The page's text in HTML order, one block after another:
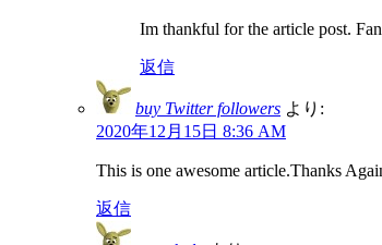
Im thankful for the article post.
返信
buy Twitter followers より:
2020年12月15日 8:36 AM
This is one awesome article.Thanks
返信